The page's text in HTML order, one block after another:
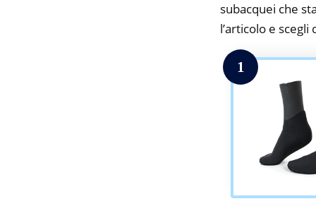
subacquei che
l’articolo e
1